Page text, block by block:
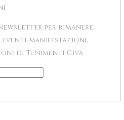
per rimanere
manifestazioni,
di Tenimenti Civa